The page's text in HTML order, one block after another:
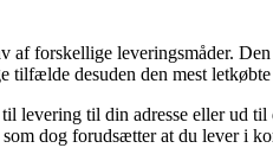
af forskellige leveringsmåder.
tilfælde desuden den mest
levering til din adresse eller ud
dog forudsætter at du lever i